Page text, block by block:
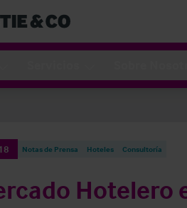
Notas de Prensa Hoteles Consultoría
Hotelero